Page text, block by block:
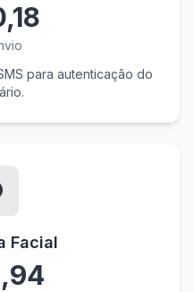
para autenticação do
Facial